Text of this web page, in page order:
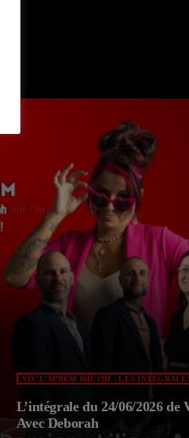
VIV'L'APREM 16H/19H - LES
L’intégrale du 24/06/2026
Avec Deborah